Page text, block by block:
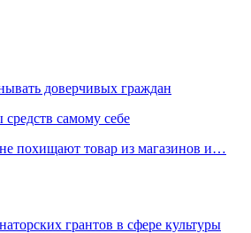
доверчивых граждан
самому себе
похищают товар из магазинов и…
грантов в сфере культуры